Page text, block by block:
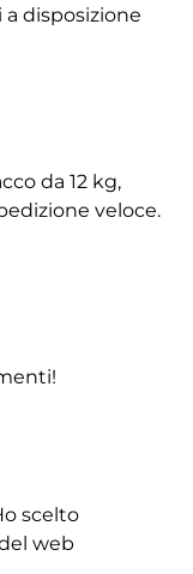
disposizione
da 12 kg,
veloce.
scelto
web